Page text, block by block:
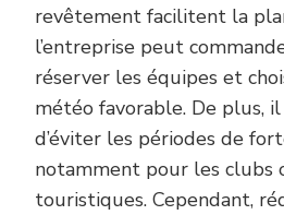
revêtement facilitent la
l’entreprise peut
réserver les équipes et
météo favorable. De plus,
d’éviter les périodes de
notamment pour les clubs
touristiques. Cependant,